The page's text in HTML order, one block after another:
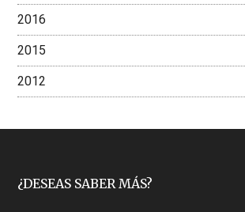
2016
2015
2012
Footer
¿DESEAS SABER MÁS?